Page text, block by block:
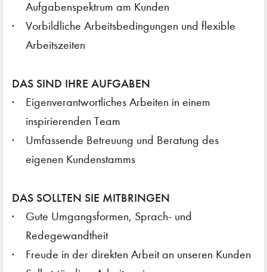
Aufgabenspektrum am Kunden
Vorbildliche Arbeitsbedingungen und flexible
Arbeitszeiten
DAS SIND IHRE AUFGABEN
Eigenverantwortliches Arbeiten in einem
inspirierenden Team
Umfassende Betreuung und Beratung des
eigenen Kundenstamms
DAS SOLLTEN SIE MITBRINGEN
Gute Umgangsformen, Sprach- und
Redegewandtheit
Freude in der direkten Arbeit an unseren Kunden